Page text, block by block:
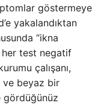
göstermeye
yakalandıktan
“ikna
her test negatif
çalışanı,
ve beyaz bir